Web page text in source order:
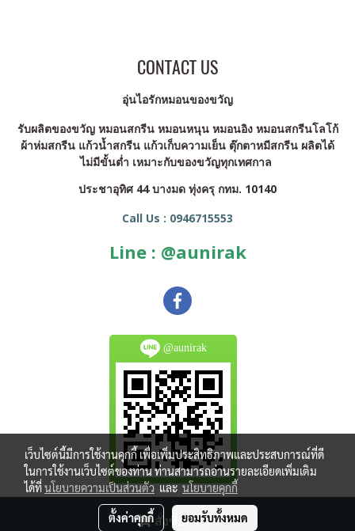
สั่งซื้อสินค้า
CONTACT US
อุ่นไอรักหมอนของขวัญ
รับผลิตของขวัญ หมอนสกรีน หมอนหนุน หมอนอิง หมอนสกรีนโลโก้
ผ้าห่มสกรีน แก้วน้ำสกรีน แก้วเก็บความเย็น ตุ๊กตาหมีสกรีน ผลิตได้
ไม่มีขั้นต่ำ เหมาะกับของขวัญทุกเทศกาล
ประชาอุทิศ 44 บางมด ทุ่งครุ กทม. 10140
Call Us : 0946715553
Line : @aunirak
@aunirak
Copy right by makewebeasy.com
เว็บไซต์นี้มีการใช้งานคุกกี้ เพื่อเพิ่มประสิทธิภาพและประสบการณ์ที่ดี
ในการใช้งานเว็บไซต์ของท่าน ท่านสามารถอ่านรายละเอียดเพิ่มเติม
ได้ที่นโยบายความเป็นส่วนตัวและนโยบายคุกกี้
ตั้งค่าคุกกี้ ยอมรับทั้งหมด